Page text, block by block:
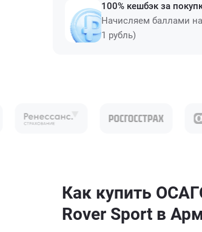
100% кешбэк за
Начисляем баллами
1 рубль)
Как купить
Rover Sport в